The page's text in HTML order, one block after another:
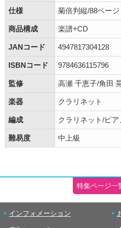
仕様 菊倍判縦/88ペー
商品構成 楽譜+CD
JANコード 4947817304128
ISBNコード 9784636115796
監修 高瀬 千恵子/角田
楽器 クラリネット
編成 クラリネット/ピア
難易度 中上級
特集ページ一
インフォメーション